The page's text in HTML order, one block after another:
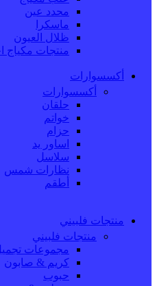
محدد عين
ماسكرا
ظلال العيون
منتجات مكياج
أكسسوارات
أكسسوارات
حلقان
خواتم
حزام
اساور يد
سلاسل
نظارات شمس
أطقم
منتجات فلبيني
منتجات فلبيني
مجموعات
كريم & صابون
حبوب